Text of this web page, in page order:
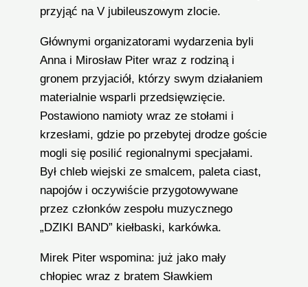
przyjąć na V jubileuszowym zlocie.
Głównymi organizatorami wydarzenia byli
Anna i Mirosław Piter wraz z rodziną i
gronem przyjaciół, którzy swym działaniem
materialnie wsparli przedsięwzięcie.
Postawiono namioty wraz ze stołami i
krzesłami, gdzie po przebytej drodze goście
mogli się posilić regionalnymi specjałami.
Był chleb wiejski ze smalcem, paleta ciast,
napojów i oczywiście przygotowywane
przez członków zespołu muzycznego
„DZIKI BAND” kiełbaski, karkówka.
Mirek Piter wspomina: już jako mały
chłopiec wraz z bratem Sławkiem